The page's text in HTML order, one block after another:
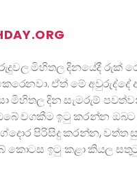
මිහිතල දිනයේදී රුක්
ඒත් මේ
මිහිතල දින සැමරුම්
වගකීම ඉටු කරන්න
පිරිසිදු කරන්න, වත්ත
කොටස ඉටු කළා කියල